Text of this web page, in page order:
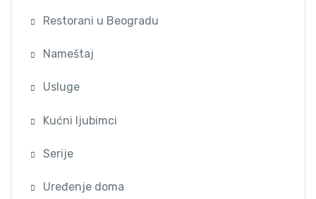
Restorani u Beogradu
Nameštaj
Usluge
Kućni ljubimci
Serije
Uređenje doma